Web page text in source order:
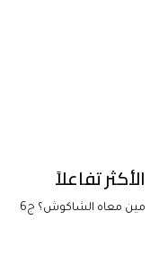
الأكثر تفاعلاً
مين معاه الشاكوش؟ ج6